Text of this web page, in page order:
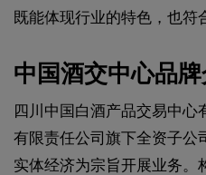
既能体现行业的特色，也符
中国酒交中心品牌
四川中国白酒产品交易中心
有限责任公司旗下全资子公
实体经济为宗旨开展业务。